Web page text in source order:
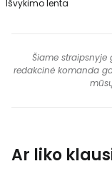
Išvykimo lenta
Šiame
redakcinė komanda
Ar liko